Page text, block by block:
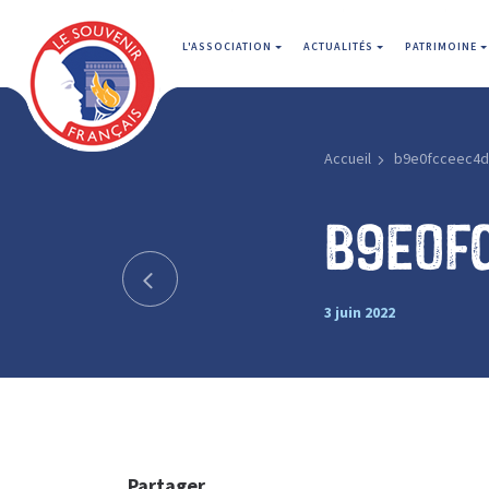
L'ASSOCIATION ACTUALITÉS PATRIMOINE
Accueil
3 juin 2022